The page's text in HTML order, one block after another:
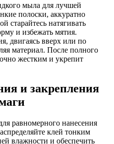
мыла для лучшей
полоски, аккуратно
старайтесь натягивать
и избежать мятия.
двигаясь вверх или по
материал. После полного
жестким и укрепит
и закрепления
равномерного нанесения
клей тонким
влажности и обеспечить